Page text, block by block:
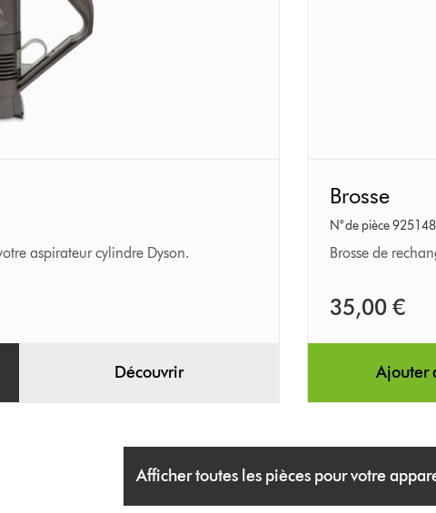
aspirateur cylindre Dyson.
Découvrir
Brosse
N° de pièce
Brosse de
35,00 €
Ajouter
Afficher toutes les pièces pour votre